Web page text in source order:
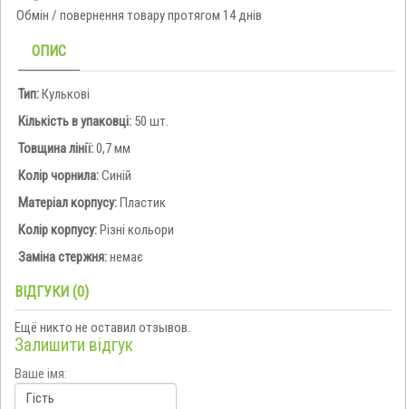
Обмін / повернення товару протягом 14 днів
ОПИС
Тип:Кулькові
Кількість в упаковці: 50 шт.
Товщина лінії:0,7 мм
Колір чорнила:Синій
Матеріал корпусу:Пластик
Колір корпусу:Різні кольори
Заміна стержня:немає
ВІДГУКИ (0)
Ещё никто не оставил отзывов.
Залишити відгук
Ваше імя: